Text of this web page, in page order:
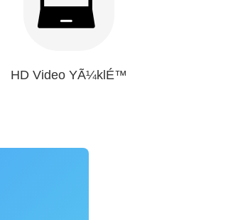
HD Video YÃ¼klÉ™